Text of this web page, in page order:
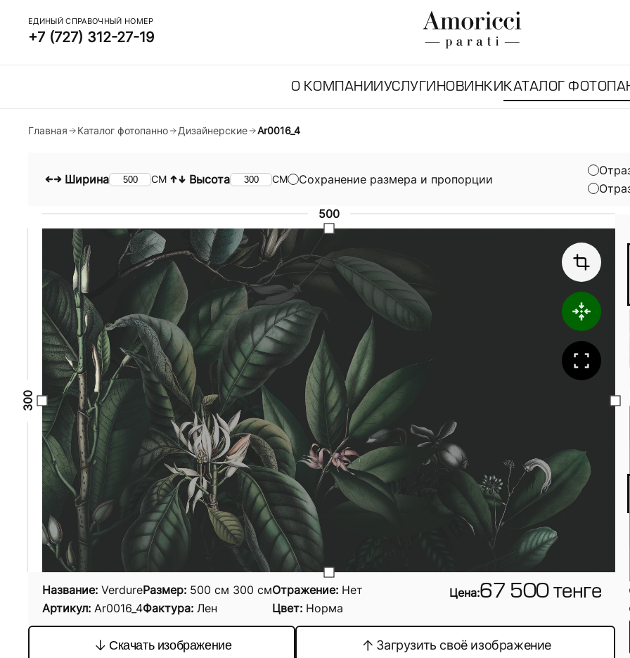
ЕДИНЫЙ СПРАВОЧНЫЙ НОМЕР
+7 (727) 312-27-19
О КОМПАНИИ УСЛУГИ НОВИНКИ КАТАЛОГ
Главная Каталог фотопанно Дизайнерские Ar0016_4
Ширина СМ Высота СМ Сохранение размера и пропорции
Название: Verdure
Артикул: Ar0016_4
Размер: 500 см 300 см
Фактура: Лен
Отражение: Нет
Цвет: Норма
Цена:67 500 тенге
Скачать изображение Загрузить своё изображение